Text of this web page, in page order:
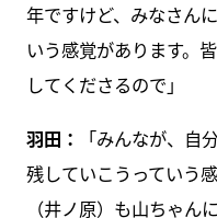
年ですけど、みなさん
いう感覚があります。
してくださるので」
羽田：
「みんなが、自
残していこうっていう
（井ノ原）も山ちゃ